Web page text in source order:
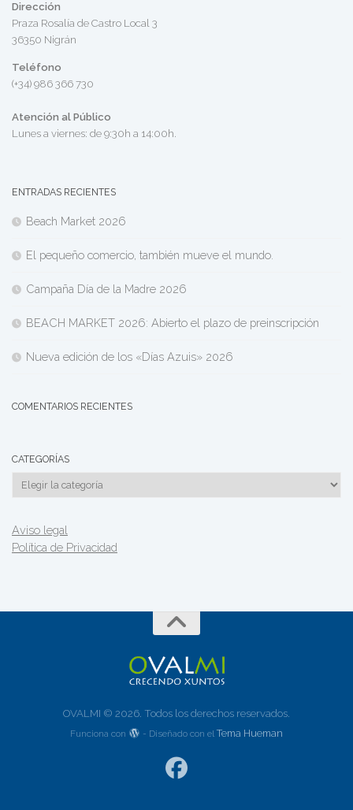
Dirección
Praza Rosalía de Castro Local 3
36350 Nigrán
Teléfono
(+34) 986 366 730
Atención al Público
Lunes a viernes: de 9:30h a 14:00h.
ENTRADAS RECIENTES
Beach Market 2026
El pequeño comercio, también mueve el mundo.
Campaña Día de la Madre 2026
BEACH MARKET 2026: Abierto el plazo de preinscripción
Nueva edición de los «Días Azuis» 2026
COMENTARIOS RECIENTES
CATEGORÍAS
Categorías
Aviso legal
Política de Privacidad
OVALMI © 2026. Todos los derechos reservados.
Funciona con - Diseñado con elTema Hueman